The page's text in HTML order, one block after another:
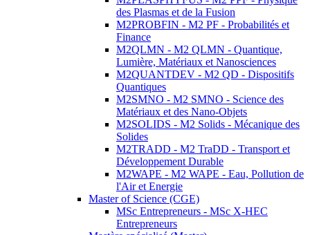
des Plasmas et de la Fusion
M2PROBFIN - M2 PF - Probabilités et
Finance
M2QLMN - M2 QLMN - Quantique,
Lumière, Matériaux et Nanosciences
M2QUANTDEV - M2 QD - Dispositifs
Quantiques
M2SMNO - M2 SMNO - Science des
Matériaux et des Nano-Objets
M2SOLIDS - M2 Solids - Mécanique des
Solides
M2TRADD - M2 TraDD - Transport et
Développement Durable
M2WAPE - M2 WAPE - Eau, Pollution de
l'Air et Energie
Master of Science (CGE)
MSc Entrepreneurs - MSc X-HEC
Entrepreneurs